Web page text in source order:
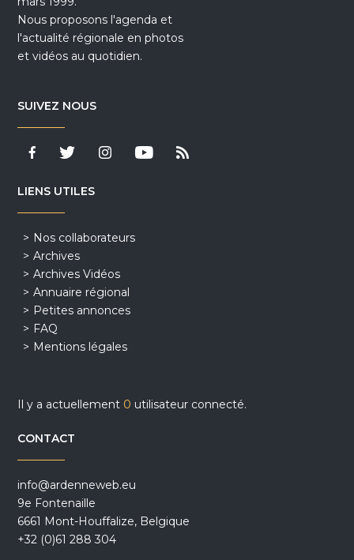
Nous proposons l'agenda et
l'actualité régionale en photos
et vidéos au quotidien.
SUIVEZ NOUS
LIENS UTILES
Nos collaborateurs
Archives
Archives Vidéos
Annuaire régional
Petites annonces
FAQ
Mentions légales
Il y a actuellement 0 utilisateur connecté.
CONTACT
info@ardenneweb.eu
9e Fontenaille
6661 Mont-Houffalize, Belgique
+32 (0)61 288 304